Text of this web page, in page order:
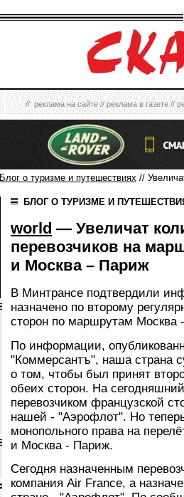
//реклама на сайте//реклама в газете//
Блог о туризме и путешествиях //
БЛОГ О ТУРИЗМЕ И
world — Увеличат
перевозчиков на
и Москва – Париж
В Минтрансе подтвердили
назначено по второму
сторон по маршрутам
По информации,
"Коммерсантъ", наша страна
о том, чтобы был принят
обеих сторон. На
перевозчиком французской
нашей - "Аэрофлот". Но
монопольного права на
и Москва - Париж.
Сегодня назначенным
компания Air France, а